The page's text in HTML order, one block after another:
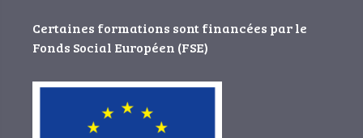
Certaines formations sont financées par le
Fonds Social Européen (FSE)